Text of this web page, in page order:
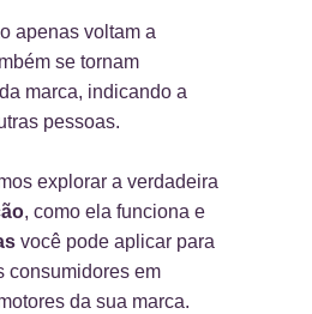
apenas voltam a
se tornam
marca, indicando a
pessoas.
explorar a verdadeira
, como ela funciona e
você pode aplicar para
consumidores em
da sua marca.